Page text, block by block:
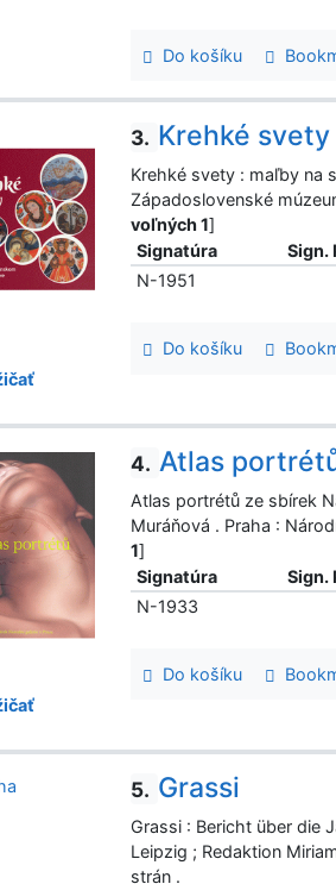
Do košíku
3. Krehké svety
Krehké svety : maľby na
Západoslovenské
voľných 1]
Signatúra
Sign.
N-1951
Do košíku
4. Atlas
Atlas portrétů ze sbírek
Muráňová . Praha :
1]
Signatúra
Sign.
N-1933
Do košíku
5. Grassi
Grassi : Bericht über die
Leipzig ; Redaktion
strán .